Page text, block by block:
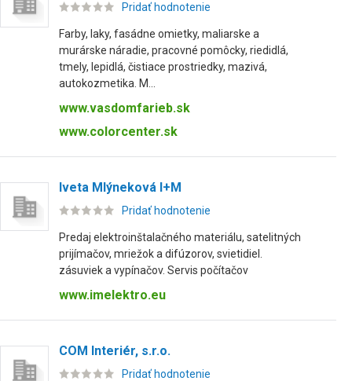
Pridať hodnotenie
Farby, laky, fasádne omietky, maliarske a
murárske náradie, pracovné pomôcky, riedidlá,
tmely, lepidlá, čistiace prostriedky, mazivá,
autokozmetika. M...
www.vasdomfarieb.sk
www.colorcenter.sk
Iveta Mlýneková I+M
Pridať hodnotenie
Predaj elektroinštalačného materiálu, satelitných
prijímačov, mriežok a difúzorov, svietidiel.
zásuviek a vypínačov. Servis počítačov
www.imelektro.eu
COM Interiér, s.r.o.
Pridať hodnotenie